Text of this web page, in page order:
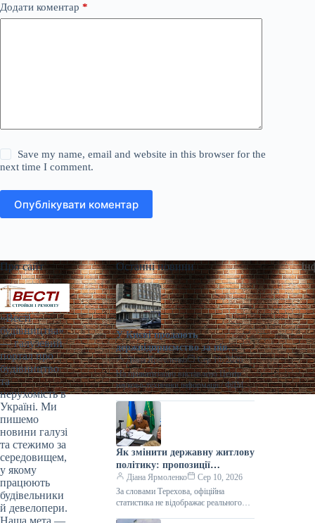
Додати коментар *
Save my name, email and website in this browser for the
next time I comment.
Опублікувати коментар
Про сайт
«Весті
будівництва»
— галузевий
портал про
будівництво
та
нерухомість в
Україні. Ми
пишемо
новини галузі
та стежимо за
середовищем,
у якому
працюють
будівельники
й девелопери.
Останні новини
У Києві продають
держпідприємство за пів
мільйона гривень
Діана Ярмоленко
Сер 10, 2026
На приватизацію виставлено Центр
науково-технічної інформації / ФДМУ
18 серпня Фонд державного майна
України (ФДМУ) проведе онлайн-
аукціон з приватизації єдиного
Як змінити державну житлову
політику: пропозиції
прифронтових громад
Діана Ярмоленко
Сер 10, 2026
За словами Терехова, офіційна
статистика не відображає реального